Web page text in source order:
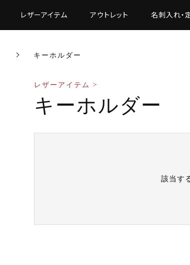
レザーアイテム アウトレット 名刺入れ・
キーホルダー
レザーアイテム >
キーホルダー
該当す